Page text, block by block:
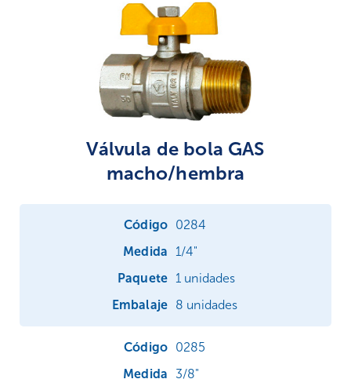
Válvula de bola GAS
macho/hembra
0284
1/4"
1 unidades
8 unidades
0285
3/8"